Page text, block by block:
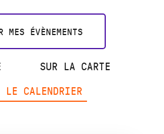
MES ÉVÈNEMENTS
SUR LA CARTE
LE CALENDRIER